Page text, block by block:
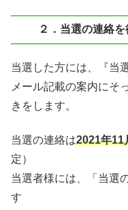
２．当選の連絡を
当選した方には、『当
メール記載の案内にそ
きをします。
当選の連絡は2021年11
定）
当選者様には、「当選
す